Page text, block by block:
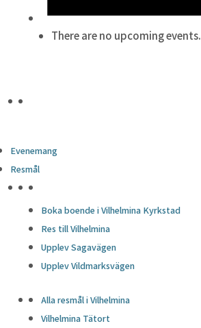
There are no upcoming events.
Evenemang
Resmål
Boka boende i Vilhelmina Kyrkstad
Res till Vilhelmina
Upplev Sagavägen
Upplev Vildmarksvägen
Alla resmål i Vilhelmina
Vilhelmina Tätort